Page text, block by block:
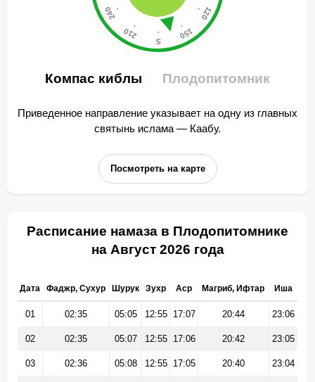
Компас киблы Плодопитомник
Приведенное направление указывает на одну из главных
святынь ислама — Каабу.
Посмотреть на карте
Расписание намаза в Плодопитомнике
на Август 2026 года
Дата Фаджр, Сухур Шурук Зухр Аср Магриб, Ифтар Иша
01 02:35 05:05 12:55 17:07 20:44 23:06
02 02:35 05:07 12:55 17:06 20:42 23:05
03 02:36 05:08 12:55 17:05 20:40 23:04